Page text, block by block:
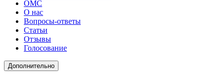
ОМС
О нас
Вопросы-ответы
Статьи
Отзывы
Голосование
Дополнительно